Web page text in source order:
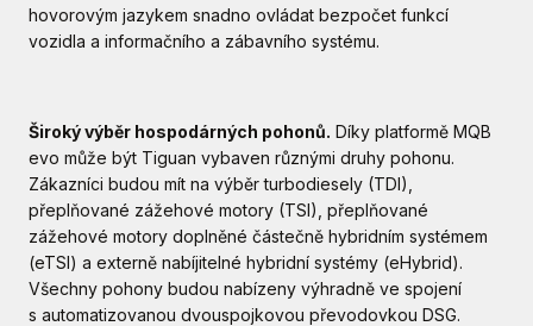
hovorovým jazykem snadno ovládat bezpočet funkcí
vozidla a informačního a zábavního systému.
Široký výběr hospodárných pohonů. Díky platformě MQB
evo může být Tiguan vybaven různými druhy pohonu.
Zákazníci budou mít na výběr turbodiesely (TDI),
přeplňované zážehové motory (TSI), přeplňované
zážehové motory doplněné částečně hybridním systémem
(eTSI) a externě nabíjitelné hybridní systémy (eHybrid).
Všechny pohony budou nabízeny výhradně ve spojení
s automatizovanou dvouspojkovou převodovkou DSG.